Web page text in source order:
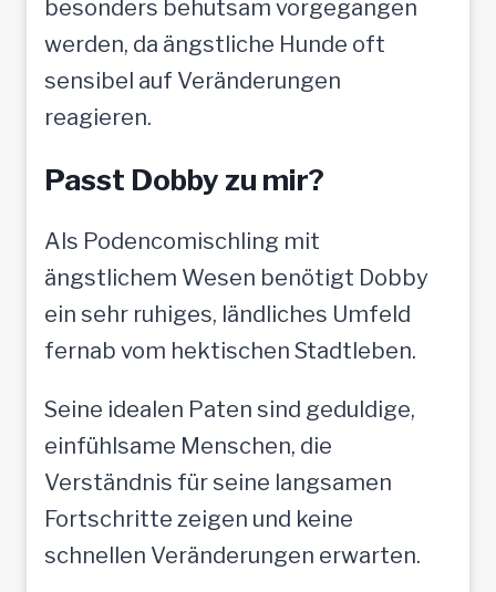
besonders behutsam vorgegangen
werden, da ängstliche Hunde oft
sensibel auf Veränderungen
reagieren.
Passt Dobby zu mir?
Als Podencomischling mit
ängstlichem Wesen benötigt Dobby
ein sehr ruhiges, ländliches Umfeld
fernab vom hektischen Stadtleben.
Seine idealen Paten sind geduldige,
einfühlsame Menschen, die
Verständnis für seine langsamen
Fortschritte zeigen und keine
schnellen Veränderungen erwarten.